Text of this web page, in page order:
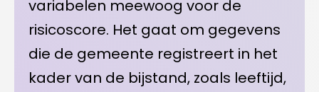
variabelen meewoog voor de
risicoscore. Het gaat om gegevens
die de gemeente registreert in het
kader van de bijstand, zoals leeftijd,